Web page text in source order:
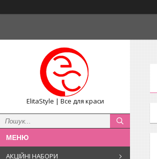
ElitaStyle | Все для краси
АКЦІЙНІ НАБОРИ